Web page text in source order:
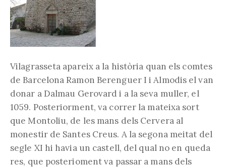
Vilagrasseta apareix a la història quan els comtes
de Barcelona Ramon Berenguer I i Almodis el van
donar a Dalmau Gerovard i a la seva muller, el
1059. Posteriorment, va correr la mateixa sort
que Montoliu, de les mans dels Cervera al
monestir de Santes Creus. A la segona meitat del
segle XI hi havia un castell, del qual no en queda
res, que posterioment va passar a mans dels